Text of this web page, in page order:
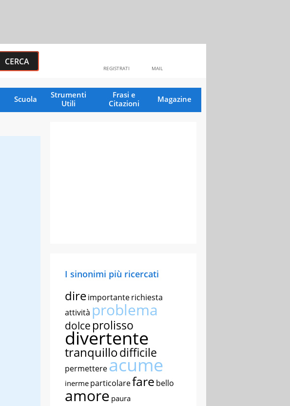
MAIL
REGISTRATI
Scuola
Strumenti
Utili
Frasi e
Citazioni
Magazine
I sinonimi più ricercati
direimportanterichiesta
attività problema
dolce prolisso
divertente
tranquillodifficile
permettereacume
inerme particolarefare bello
amore paura